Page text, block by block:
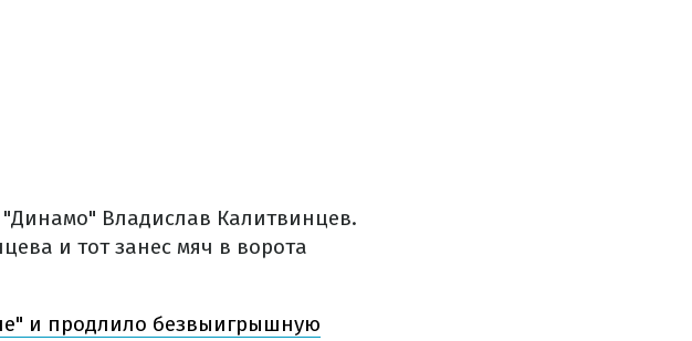
Владислав Калитвинцев.
и тот занес мяч в ворота
и продлило безвыигрышную